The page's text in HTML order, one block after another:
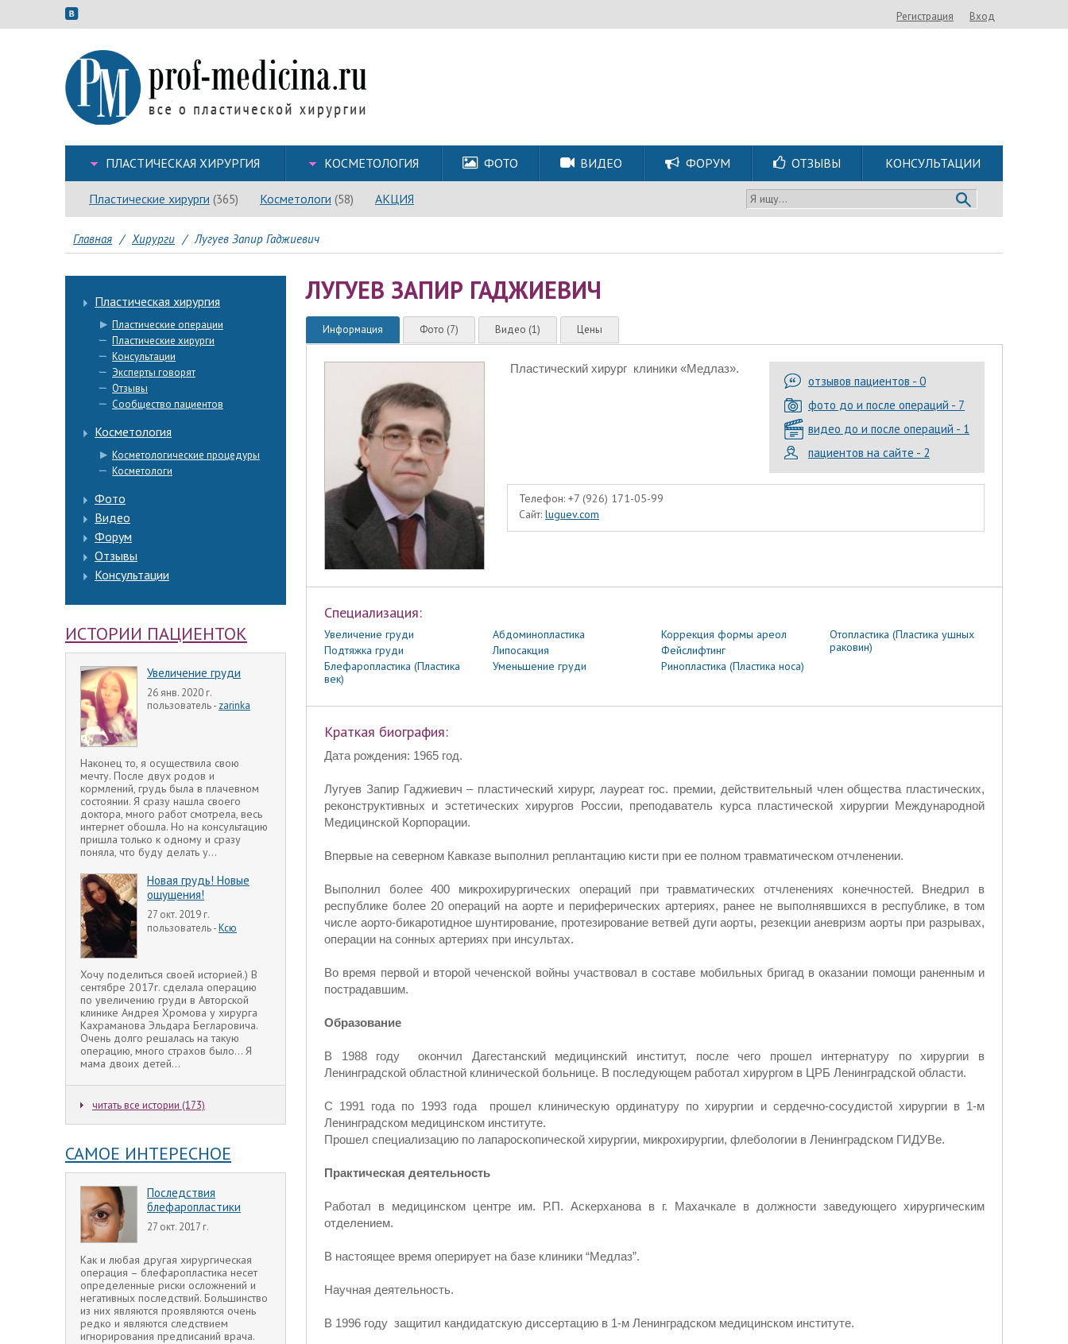
Регистрация Вход
ПЛАСТИЧЕСКАЯ ХИРУРГИЯ КОСМЕТОЛОГИЯ ФОТО ВИДЕО ФОРУМ ОТЗЫВЫ КОНСУЛЬТАЦИИ
Пластические хирурги (365) Косметологи (58) АКЦИЯ Я ищу...
Главная / Хирурги / Лугуев Запир Гаджиевич
Пластическая хирургия
Пластические операции
Пластические хирурги
Консультации
Эксперты говорят
Отзывы
Сообщество пациентов
Косметология
Косметологические процедуры
Косметологи
Фото
Видео
Форум
Отзывы
Консультации
ИСТОРИИ ПАЦИЕНТОК
Увеличение груди
26 янв. 2020 г.
пользователь - zarinka
Наконец то, я осуществила свою
мечту. После двух родов и
кормлений, грудь была в плачевном
состоянии. Я сразу нашла своего
доктора, много работ смотрела, весь
интернет обошла. Но на консультацию
пришла только к одному и сразу
поняла, что буду делать у...
Новая грудь! Новые
ощущения!
27 окт. 2019 г.
пользователь -Ксю
Хочу поделиться своей историей.) В
сентябре 2017г. сделала операцию
по увеличению груди в Авторской
клинике Андрея Хромова у хирурга
Кахраманова Эльдара Бегларовича.
Очень долго решалась на такую
операцию, много страхов было... Я
мама двоих детей...
читать все истории (173)
САМОЕ ИНТЕРЕСНОЕ
Последствия
блефаропластики
27 окт. 2017 г.
Как и любая другая хирургическая
операция – блефаропластика несет
определенные риски осложнений и
негативных последствий. Большинство
из них являются проявляются очень
редко и являются следствием
игнорирования предписаний врача.
ЛУГУЕВ ЗАПИР ГАДЖИЕВИЧ
Информация Фото (7) Видео (1) Цены
отзывов пациентов - 0
фото до и после операций - 7
видео до и после операций - 1
пациентов на сайте - 2
Пластический хирург клиники «Медлаз».
Телефон: +7 (926) 171-05-99
Сайт: luguev.com
Специализация:
Увеличение груди
Подтяжка груди
Блефаропластика (Пластика
век)
Абдоминопластика
Липосакция
Уменьшение груди
Коррекция формы ареол
Фейслифтинг
Ринопластика (Пластика носа)
Отопластика (Пластика ушных
раковин)
Краткая биография:
Дата рождения: 1965 год.
Лугуев Запир Гаджиевич – пластический хирург, лауреат гос. премии, действительный член общества пластических,
реконструктивных и эстетических хирургов России, преподаватель курса пластической хирургии Международной
Медицинской Корпорации.
Впервые на северном Кавказе выполнил реплантацию кисти при ее полном травматическом отчленении.
Выполнил более 400 микрохирургических операций при травматических отчленениях конечностей. Внедрил в
республике более 20 операций на аорте и периферических артериях, ранее не выполнявшихся в республике, в том
числе аорто-бикаротидное шунтирование, протезирование ветвей дуги аорты, резекции аневризм аорты при разрывах,
операции на сонных артериях при инсультах.
Во время первой и второй чеченской войны участвовал в составе мобильных бригад в оказании помощи раненным и
пострадавшим.
Образование
В 1988 году окончил Дагестанский медицинский институт, после чего прошел интернатуру по хирургии в
Ленинградской областной клинической больнице. В последующем работал хирургом в ЦРБ Ленинградской области.
С 1991 года по 1993 года прошел клиническую ординатуру по хирургии и сердечно-сосудистой хирургии в 1-м
Ленинградском медицинском институте.
Прошел специализацию по лапароскопической хирургии, микрохирургии, флебологии в Ленинградском ГИДУВе.
Практическая деятельность
Работал в медицинском центре им. Р.П. Аскерханова в г. Махачкале в должности заведующего хирургическим
отделением.
В настоящее время оперирует на базе клиники “Медлаз”.
Научная деятельность.
В 1996 году защитил кандидатскую диссертацию в 1-м Ленинградском медицинском институте.